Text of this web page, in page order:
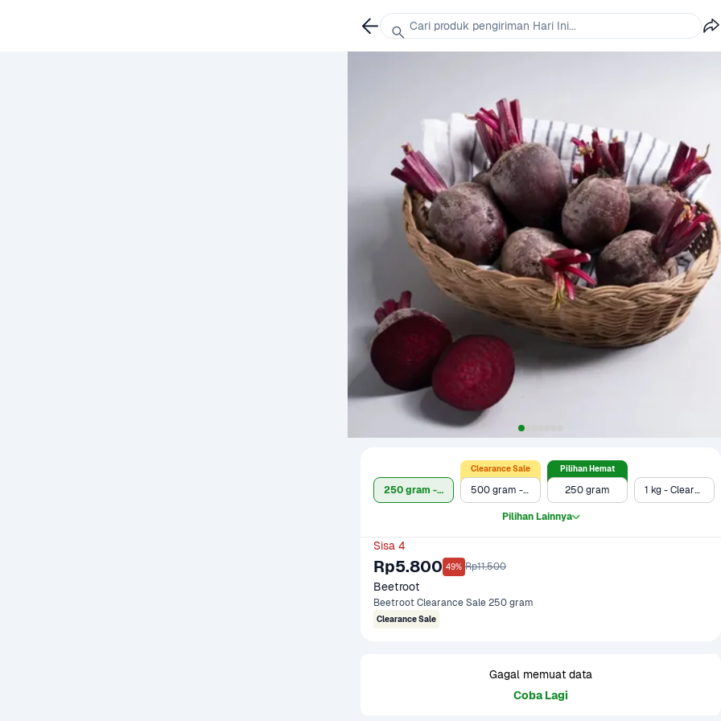
250 gram - Clearance Sale 500 gram - Clearance Sale
Clearance Sale
250 gram
Pilihan Hemat
1 kg - Clearance Sale
Pilihan Lainnya
Sisa 4
Rp5.800 49% Rp11.500
Beetroot
Beetroot Clearance Sale 250 gram
Clearance Sale
Gagal memuat data
Coba Lagi
Cari produk pengiriman Hari Ini...